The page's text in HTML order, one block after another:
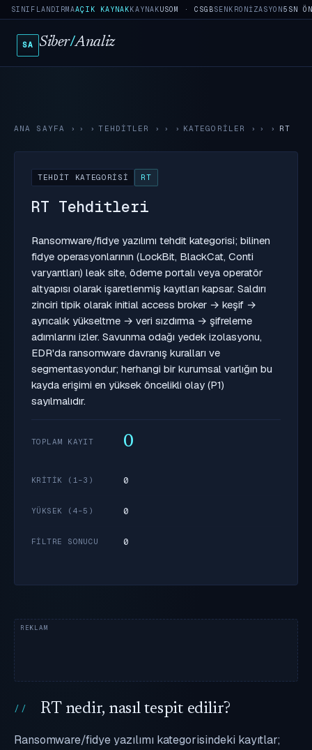
SINIFLANDIRMAAÇIK KAYNAKKAYNAKUSOM · CSGBSENKRONIZASYON5SN
SA Siber/Analiz
ANA SAYFA › TEHDITLER › KATEGORILER › RT
TEHDIT KATEGORISI RT
RT Tehditleri
Ransomware/fidye yazılımı tehdit kategorisi; bilinen
fidye operasyonlarının (LockBit, BlackCat, Conti
varyantları) leak site, ödeme portalı veya operatör
altyapısı olarak işaretlenmiş kayıtları kapsar. Saldırı
zinciri tipik olarak initial access broker → keşif →
ayrıcalık yükseltme → veri sızdırma → şifreleme
adımlarını izler. Savunma odağı yedek izolasyonu,
EDR'da ransomware davranış kuralları ve
segmentasyondur; herhangi bir kurumsal varlığın bu
kayda erişimi en yüksek öncelikli olay (P1)
sayılmalıdır.
TOPLAM KAYIT 0
KRITIK (1–3) 0
YÜKSEK (4–5) 0
FILTRE SONUCU 0
RT nedir, nasıl tespit edilir?
Ransomware/fidye yazılımı kategorisindeki kayıtlar;